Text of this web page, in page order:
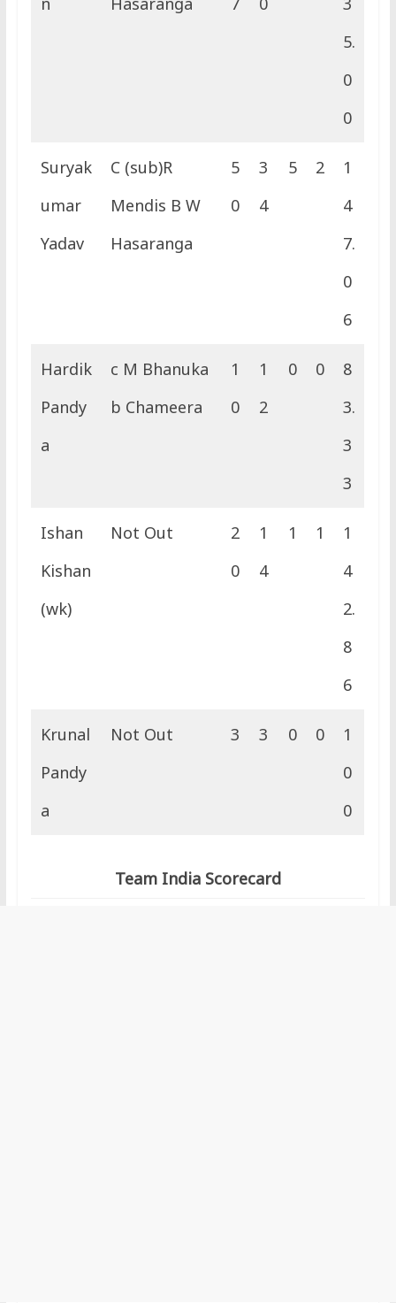
5.
0
0
Suryak
umar
Yadav
C (sub)R
Mendis B W
Hasaranga
5
0
3
4
5 2
1
4
7.
0
6
Hardik
Pandy
a
c M Bhanuka
b Chameera
1
0
1
2
0 0
8
3.
3
3
Ishan
Kishan
(wk)
Not Out
2
0
1
4
1 1
1
4
2.
8
6
Krunal
Pandy
a
Not Out 3 3 0 0
1
0
0
Team India Scorecard